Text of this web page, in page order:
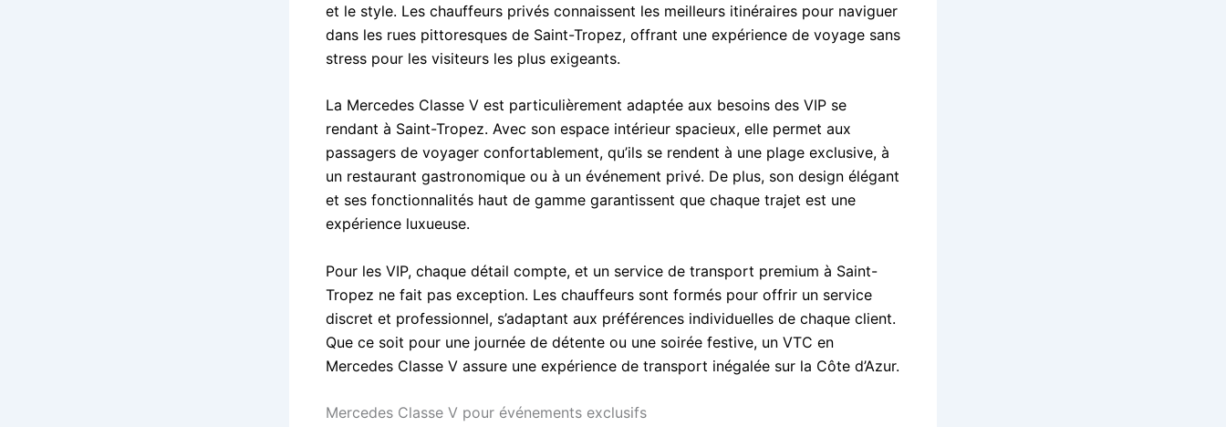
et le style. Les chauffeurs privés connaissent les meilleurs itinéraires pour naviguer
dans les rues pittoresques de Saint-Tropez, offrant une expérience de voyage sans
stress pour les visiteurs les plus exigeants.
La Mercedes Classe V est particulièrement adaptée aux besoins des VIP se
rendant à Saint-Tropez. Avec son espace intérieur spacieux, elle permet aux
passagers de voyager confortablement, qu’ils se rendent à une plage exclusive, à
un restaurant gastronomique ou à un événement privé. De plus, son design élégant
et ses fonctionnalités haut de gamme garantissent que chaque trajet est une
expérience luxueuse.
Pour les VIP, chaque détail compte, et un service de transport premium à Saint-
Tropez ne fait pas exception. Les chauffeurs sont formés pour offrir un service
discret et professionnel, s’adaptant aux préférences individuelles de chaque client.
Que ce soit pour une journée de détente ou une soirée festive, un VTC en
Mercedes Classe V assure une expérience de transport inégalée sur la Côte d’Azur.
Mercedes Classe V pour événements exclusifs